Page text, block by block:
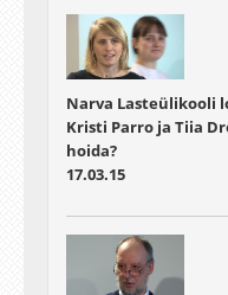
Narva Lasteülikooli
Kristi Parro ja Tiia
hoida?
17.03.15